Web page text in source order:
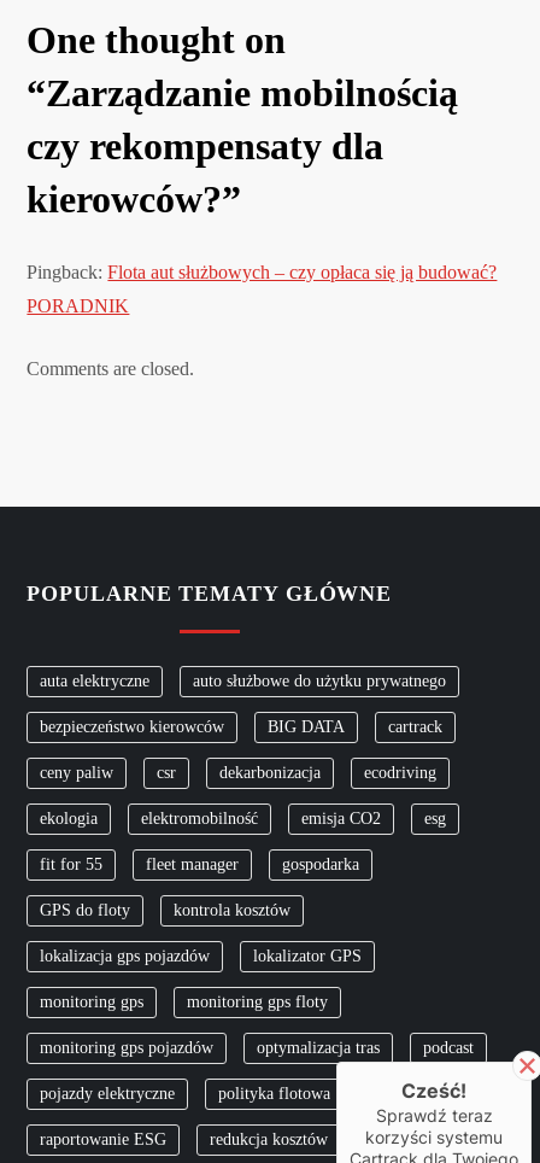
g
a
c
j
a
w
p
One thought on
“Zarządzanie mobilnością
czy rekompensaty dla
kierowców?”
Pingback:Flota aut służbowych – czy opłaca się ją budować?
PORADNIK
Comments are closed.
POPULARNE TEMATY GŁÓWNE
auta elektryczne auto służbowe do użytku prywatnego
bezpieczeństwo kierowców BIG DATA cartrack
ceny paliw csr dekarbonizacja ecodriving
ekologia elektromobilność emisja CO2 esg
fit for 55 fleet manager gospodarka
GPS do floty kontrola kosztów
lokalizacja gps pojazdów lokalizator GPS
monitoring gps monitoring gps floty
monitoring gps pojazdów optymalizacja tras podcast
pojazdy elektryczne polityka flotowa pracownik
raportowanie ESG redukcja kosztów skfs
Cześć!
Sprawdź teraz
korzyści systemu
Cartrack dla Twojego